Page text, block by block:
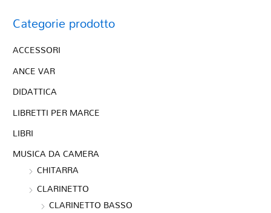
Categorie prodotto
ACCESSORI
ANCE VAR
DIDATTICA
LIBRETTI PER MARCE
LIBRI
MUSICA DA CAMERA
CHITARRA
CLARINETTO
CLARINETTO BASSO